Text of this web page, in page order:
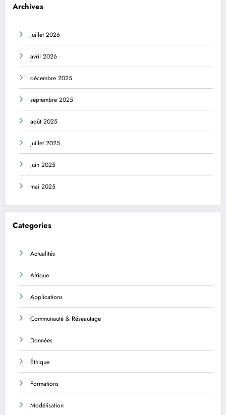
Archives
juillet 2026
avril 2026
décembre 2025
septembre 2025
août 2025
juillet 2025
juin 2025
mai 2025
Categories
Actualités
Afrique
Applications
Communauté & Réseautage
Données
Éthique
Formations
Modélisation